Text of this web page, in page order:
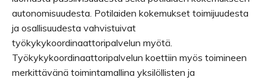
autonomisuudesta. Potilaiden kokemukset toimijuudesta
ja osallisuudesta vahvistuivat
työkykykoordinaattoripalvelun myötä.
Työkykykoordinaattoripalvelun koettiin myös toimineen
merkittävänä toimintamallina yksilöllisten ja